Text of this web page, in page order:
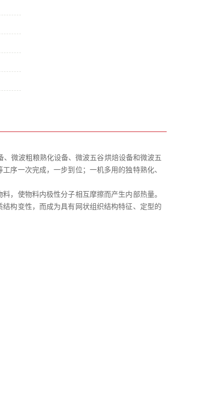
微波粗粮熟化设备、微波五谷烘焙设备和微波五
序一次完成，一步到位；一机多用的独特熟化、
，使物料内极性分子相互摩擦而产生内部热量。
构变性，而成为具有网状组织结构特征、定型的